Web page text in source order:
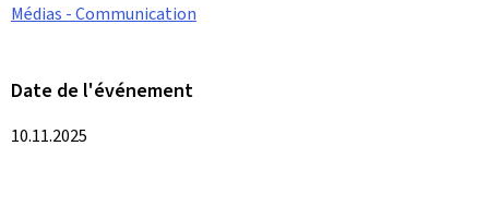
Médias - Communication
Date de l'événement
10.11.2025